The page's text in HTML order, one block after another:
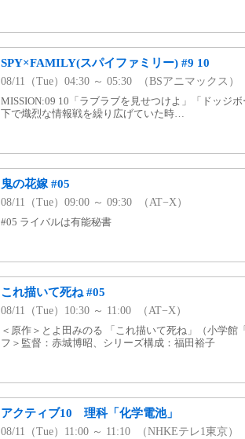
SPY×FAMILY(スパイファミリー) #9 10
08/11（Tue）04:30 ～ 05:30 （BSアニマックス）
MISSION:09 10「ラブラブを見せつけよ」「ドッジ
下で熾烈な情報戦を繰り広げていた時…
鬼の花嫁 #05
08/11（Tue）09:00 ～ 09:30 （AT−X）
#05 ライバルは有能秘書
これ描いて死ね #05
08/11（Tue）10:30 ～ 11:00 （AT−X）
＜原作＞とよ田みのる 「これ描いて死ね」（小学館
フ＞監督：赤城博昭、シリーズ構成：福田裕子
アクティブ10 理科「化学電池」
08/11（Tue）11:00 ～ 11:10 （NHKEテレ1東京）